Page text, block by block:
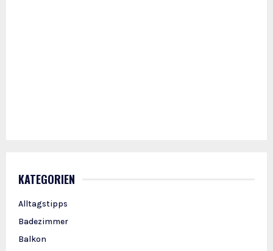
KATEGORIEN
Alltagstipps
Badezimmer
Balkon